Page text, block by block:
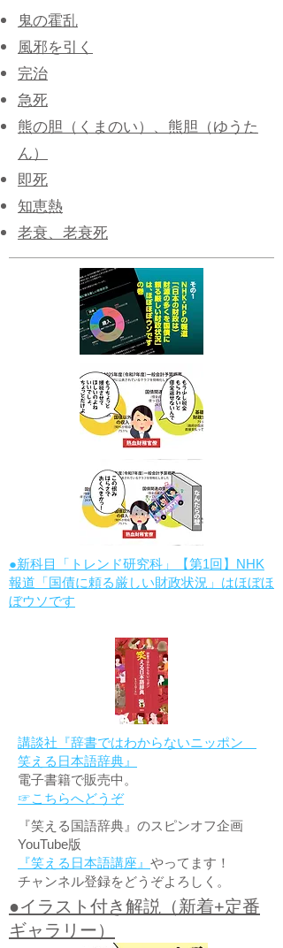
鬼の霍乱
風邪を引く
完治
急死
熊の胆（くまのい）、熊胆（ゆうた
ん）
即死
知恵熱
老衰、老衰死
●新科目「トレンド研究科」【第1回】NHK
報道「国債に頼る厳しい財政状況」はほぼほ
ぼウソです
講談社『辞書ではわからないニッポン
笑える日本語辞典』
電子書籍で販売中。
☞こちらへどうぞ
『笑える国語辞典』のスピンオフ企画
YouTube版
『笑える日本語講座』 やってます！
チャンネル登録をどうぞよろしく。
●イラスト付き解説（新着+定番
ギャラリー）